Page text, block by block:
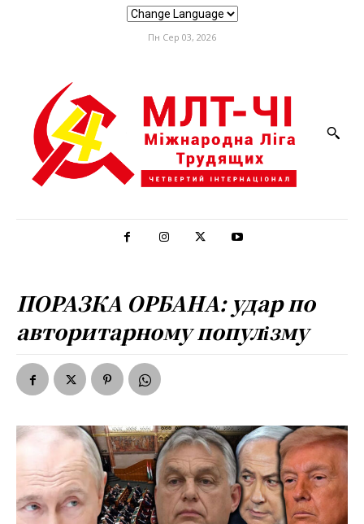
Пн Сер 03, 2026
ПОРАЗКА ОРБАНА: удар по
авторитарному популізму